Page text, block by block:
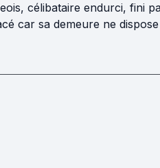
célibataire endurci, fini
car sa demeure ne